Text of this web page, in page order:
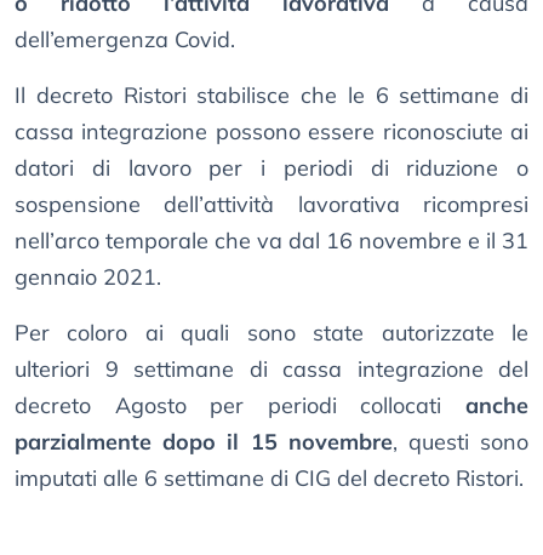
dell’emergenza Covid.
Il decreto Ristori stabilisce che le 6 settimane di
cassa integrazione possono essere riconosciute ai
datori di lavoro per i periodi di riduzione o
sospensione dell’attività lavorativa ricompresi
nell’arco temporale che va dal 16 novembre e il 31
gennaio 2021.
Per coloro ai quali sono state autorizzate le
ulteriori 9 settimane di cassa integrazione del
decreto Agosto per periodi collocati anche
parzialmente dopo il 15 novembre, questi sono
imputati alle 6 settimane di CIG del decreto Ristori.